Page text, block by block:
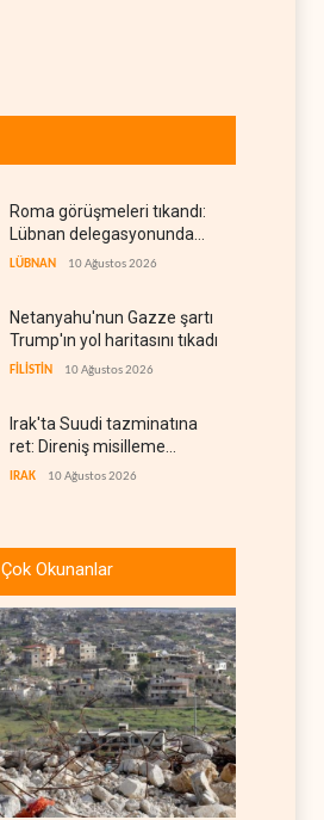
Roma görüşmeleri tıkandı:
Lübnan delegasyonunda
anlaşmazlık çıktı
LÜBNAN 10 Ağustos 2026
Netanyahu'nun Gazze şartı
Trump'ın yol haritasını tıkadı
FİLİSTİN 10 Ağustos 2026
Irak'ta Suudi tazminatına
ret: Direniş misilleme
şartında ısrarlı
IRAK 10 Ağustos 2026
güçlerinin Muha'daki askeri
depolarını vurdu
Nüceba Hareketi: ABD'nin
Irak petrolü üzerindeki
hakimiyeti bitmeli
IRAK 10 Ağustos 2026
İsraillilerin beşte biri ülkeyi
terk etmeyi düşünüyor
İSRAİL 10 Ağustos 2026
Çok Okunanlar